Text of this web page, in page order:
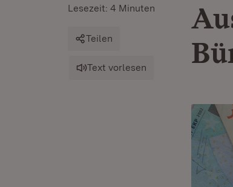
Lesezeit: 4 Minuten
Teilen
Text vorlesen